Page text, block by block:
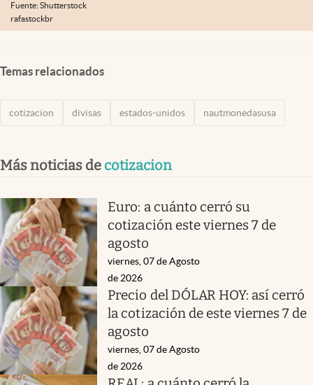
Fuente: Shutterstock
rafastockbr
Temas relacionados
cotizacion divisas estados-unidos nautmonedasusa
Más noticias de cotizacion
Euro: a cuánto cerró su
cotización este viernes 7 de
agosto
viernes, 07 de Agosto
de 2026
Precio del DÓLAR HOY: así cerró
la cotización de este viernes 7 de
agosto
viernes, 07 de Agosto
de 2026